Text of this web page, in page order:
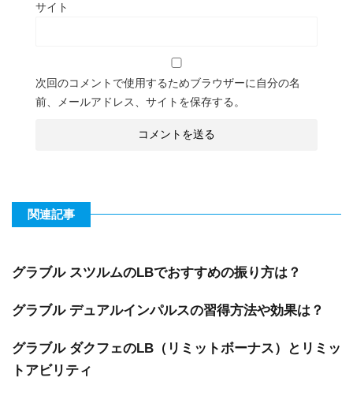
サイト
次回のコメントで使用するためブラウザーに自分の名
前、メールアドレス、サイトを保存する。
関連記事
グラブル スツルムのLBでおすすめの振り方は？
グラブル デュアルインパルスの習得方法や効果は？
グラブル ダクフェのLB（リミットボーナス）とリミッ
トアビリティ